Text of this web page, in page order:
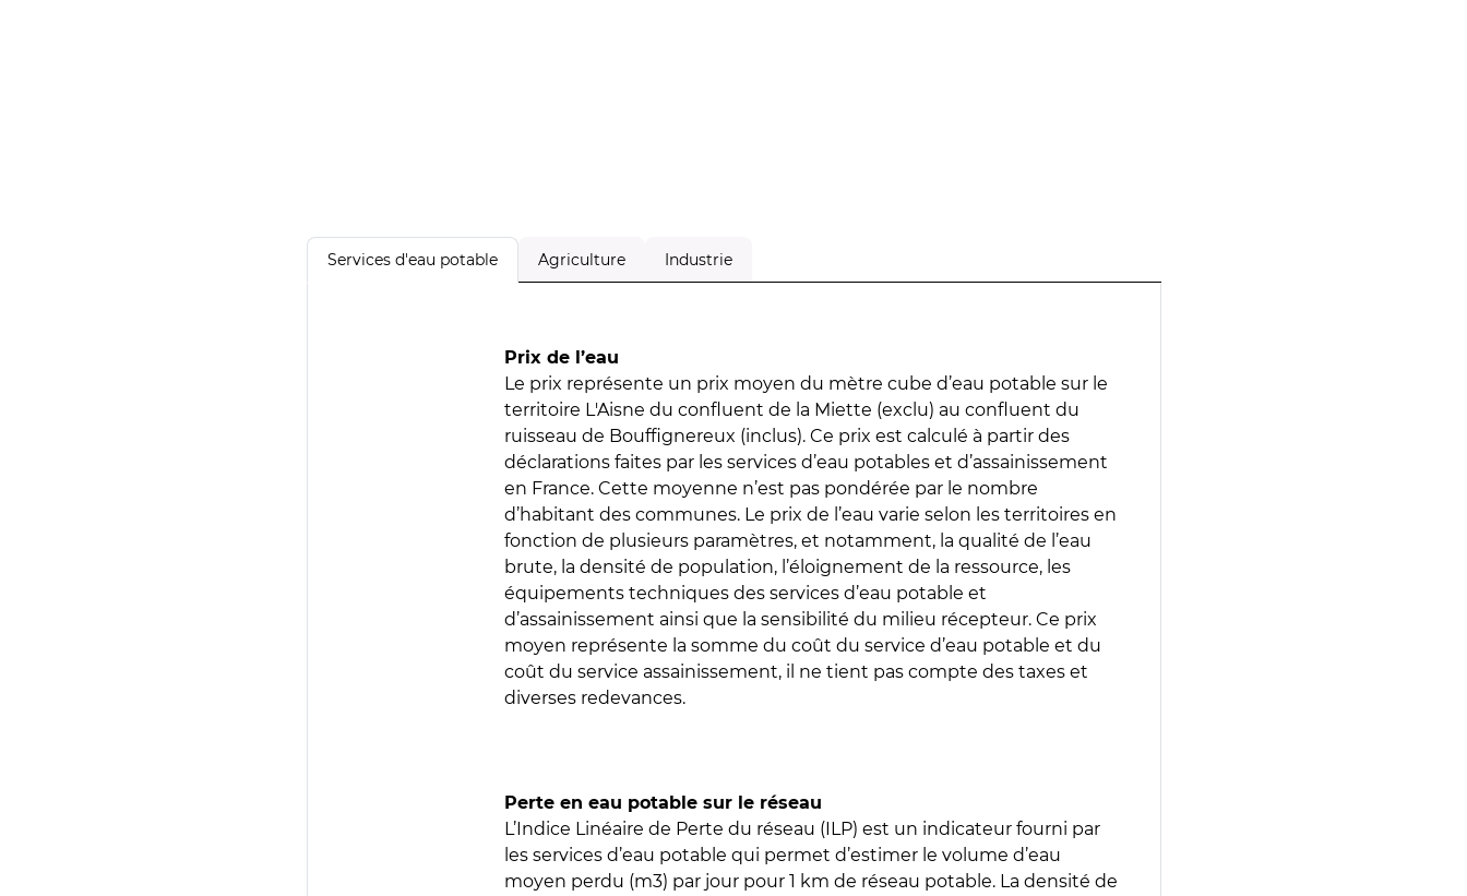
Services d'eau potable Agriculture Industrie
Prix de l’eau
Le prix représente un prix moyen du mètre cube d’eau potable sur le
territoire L'Aisne du confluent de la Miette (exclu) au confluent du
ruisseau de Bouffignereux (inclus). Ce prix est calculé à partir des
déclarations faites par les services d’eau potables et d’assainissement
en France. Cette moyenne n’est pas pondérée par le nombre
d’habitant des communes. Le prix de l’eau varie selon les territoires en
fonction de plusieurs paramètres, et notamment, la qualité de l’eau
brute, la densité de population, l’éloignement de la ressource, les
équipements techniques des services d’eau potable et
d’assainissement ainsi que la sensibilité du milieu récepteur. Ce prix
moyen représente la somme du coût du service d’eau potable et du
coût du service assainissement, il ne tient pas compte des taxes et
diverses redevances.
Perte en eau potable sur le réseau
L’Indice Linéaire de Perte du réseau (ILP) est un indicateur fourni par
les services d’eau potable qui permet d’estimer le volume d’eau
moyen perdu (m3) par jour pour 1 km de réseau potable. La densité de